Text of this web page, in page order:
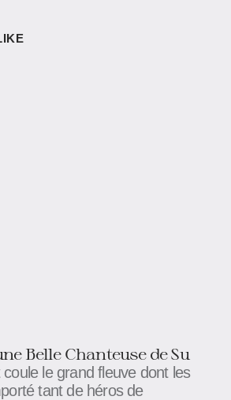
Belle Chanteuse de Su
coule le grand fleuve dont les
tant de héros de